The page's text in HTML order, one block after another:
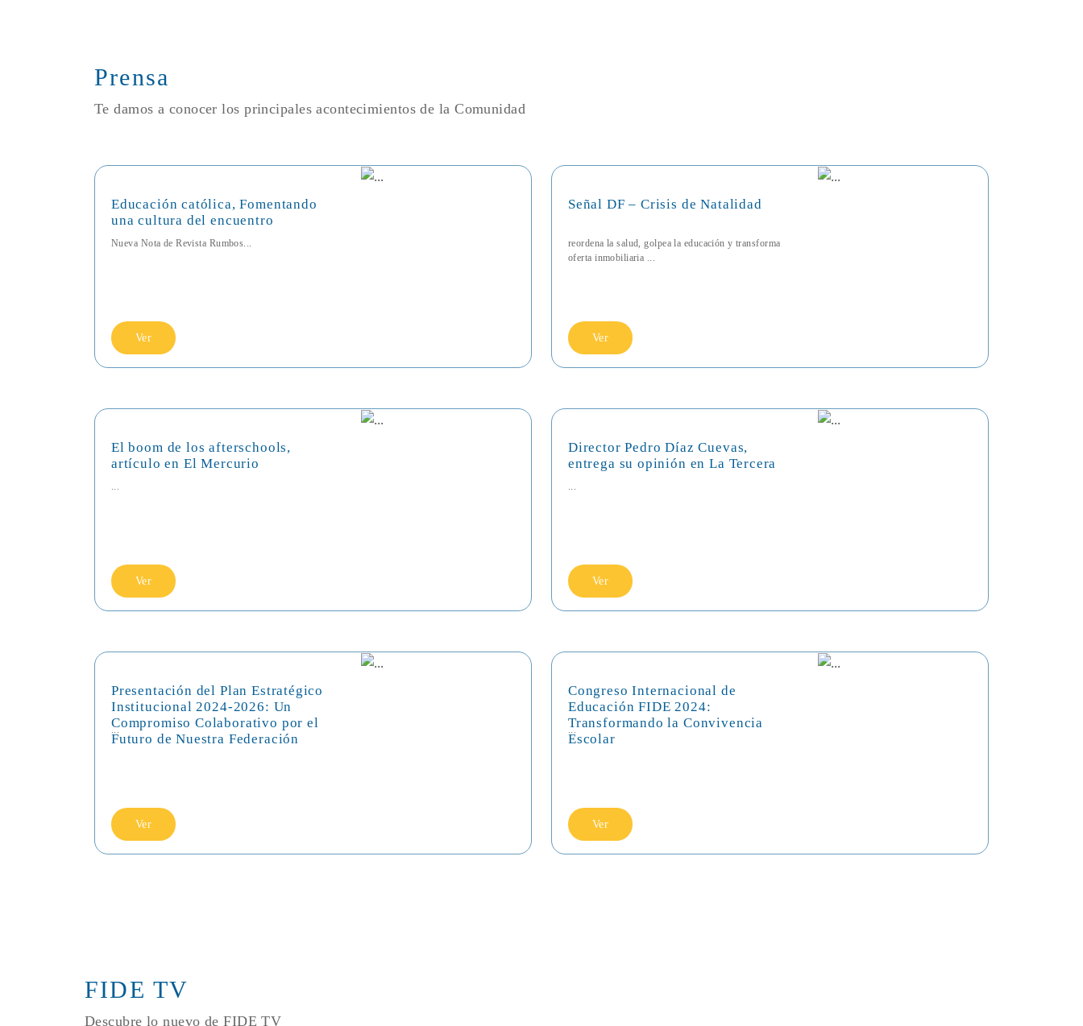
Prensa
Te damos a conocer los principales acontecimientos de la Comunidad
Educación católica, Fomentando
una cultura del encuentro
Nueva Nota de Revista Rumbos...
Ver
Señal DF – Crisis de Natalidad
reordena la salud, golpea la educación y transforma
oferta inmobiliaria ...
Ver
El boom de los afterschools,
artículo en El Mercurio
Ver
Director Pedro Díaz Cuevas,
entrega su opinión en La Tercera
Ver
Presentación del Plan Estratégico
Institucional 2024-2026: Un
Compromiso Colaborativo por el
Futuro de Nuestra Federación
...
Ver
Congreso Internacional de
Educación FIDE 2024:
Transformando la Convivencia
Escolar
...
Ver
FIDE TV
Descubre lo nuevo de FIDE TV